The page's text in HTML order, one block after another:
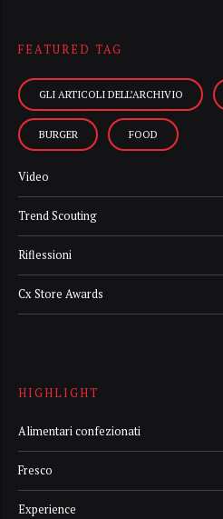
FEATURED TAG
GLI ARTICOLI DELL’ARCHIVIO
BURGER FOOD
Video
Trend Scouting
Riflessioni
Cx Store Awards
HIGHLIGHT
Alimentari confezionati
Fresco
Experience